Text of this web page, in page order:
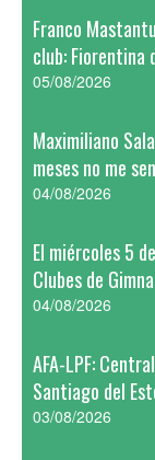
Franco
club: Fiorentina
05/08/2026
Maximiliano
meses no me
04/08/2026
El miércoles 5
Clubes de
04/08/2026
AFA-LPF:
Santiago del
03/08/2026